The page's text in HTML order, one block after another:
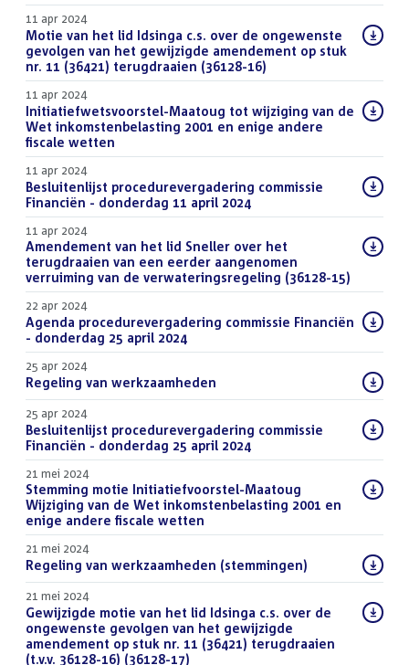
11 apr 2024
Download
bestand:
Motie van het lid Idsinga c.s. over de ongewenste
gevolgen van het gewijzigde amendement op stuk
nr. 11 (36421) terugdraaien (36128-16)
11 apr 2024
Download
bestand:
Initiatiefwetsvoorstel-Maatoug tot wijziging van de
Wet inkomstenbelasting 2001 en enige andere
fiscale wetten
11 apr 2024
Download
bestand:
Besluitenlijst procedurevergadering commissie
Financiën - donderdag 11 april 2024
11 apr 2024
Download
bestand:
Amendement van het lid Sneller over het
terugdraaien van een eerder aangenomen
verruiming van de verwateringsregeling (36128-15)
22 apr 2024
Download
bestand:
Agenda procedurevergadering commissie Financiën
- donderdag 25 april 2024
25 apr 2024
Download
bestand:
Regeling van werkzaamheden
25 apr 2024
Download
bestand:
Besluitenlijst procedurevergadering commissie
Financiën - donderdag 25 april 2024
21 mei 2024
Download
bestand:
Stemming motie Initiatiefvoorstel-Maatoug
Wijziging van de Wet inkomstenbelasting 2001 en
enige andere fiscale wetten
21 mei 2024
Download
bestand:
Regeling van werkzaamheden (stemmingen)
21 mei 2024
Download
bestand:
Gewijzigde motie van het lid Idsinga c.s. over de
ongewenste gevolgen van het gewijzigde
amendement op stuk nr. 11 (36421) terugdraaien
(t.v.v. 36128-16) (36128-17)